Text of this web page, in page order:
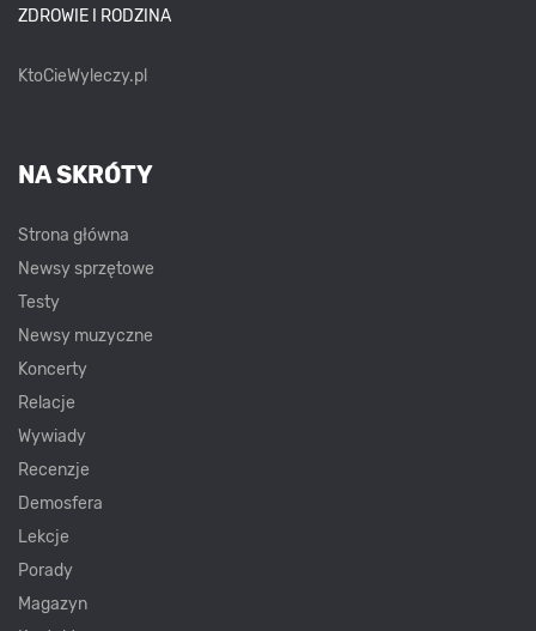
ZDROWIE I RODZINA
KtoCieWyleczy.pl
NA SKRÓTY
Strona główna
Newsy sprzętowe
Testy
Newsy muzyczne
Koncerty
Relacje
Wywiady
Recenzje
Demosfera
Lekcje
Porady
Magazyn